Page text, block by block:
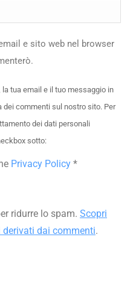
e sito web nel browser
tua email e il tuo messaggio in
dei commenti sul nostro sito. Per
dei dati personali
sotto:
Privacy Policy *
ridurre lo spam. Scopri
dai commenti.